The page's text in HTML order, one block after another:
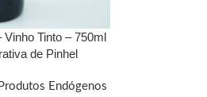
Tinto – 750ml
de Pinhel
Produtos Endógenos